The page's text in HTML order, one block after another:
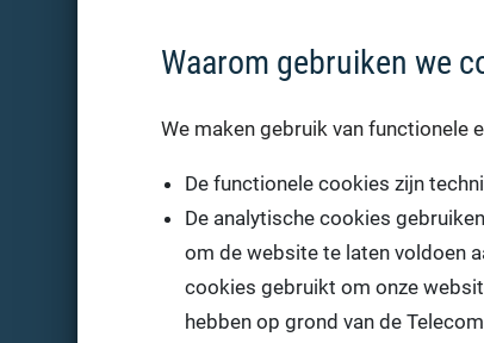
Waarom gebruiken we
We maken gebruik van functionele
De functionele cookies zijn
De analytische cookies
om de website te laten voldoen
cookies gebruikt om onze
hebben op grond van de